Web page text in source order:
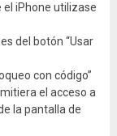
iPhone utilizase
del botón “Usar
con código”
el acceso a
la pantalla de